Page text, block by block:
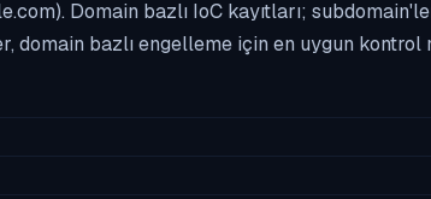
Domain bazlı IoC kayıtları;
bazlı engelleme için en uygun kontrol